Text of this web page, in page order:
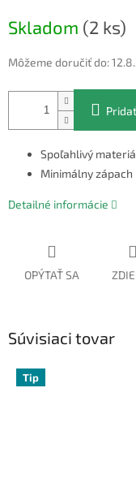
cena:
Skladom (2 ks)
Môžeme doručiť do:
Spoľahlivý
Minimálny zápach
Detailné informácie
OPÝTAŤ SA
Súvisiaci tovar
Tip